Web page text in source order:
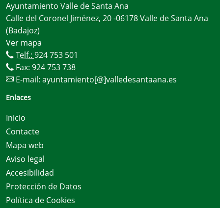
Ayuntamiento Valle de Santa Ana
Calle del Coronel Jiménez, 20 -06178 Valle de Santa Ana
(Badajoz)
Ver mapa
Telf.: 924 753 501
Fax: 924 753 738
E-mail: ayuntamiento[@]valledesantaana.es
Enlaces
Inicio
Contacte
Mapa web
Aviso legal
Accesibilidad
Protección de Datos
Política de Cookies